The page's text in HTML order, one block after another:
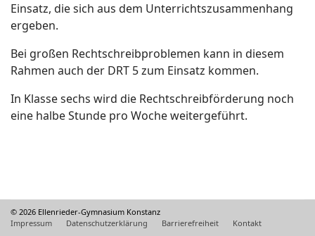
Einsatz, die sich aus dem Unterrichtszusammenhang
ergeben.
Bei großen Rechtschreibproblemen kann in diesem
Rahmen auch der DRT 5 zum Einsatz kommen.
In Klasse sechs wird die Rechtschreibförderung noch
eine halbe Stunde pro Woche weitergeführt.
© 2026 Ellenrieder-Gymnasium Konstanz
Impressum
Datenschutzerklärung Barrierefreiheit Kontakt